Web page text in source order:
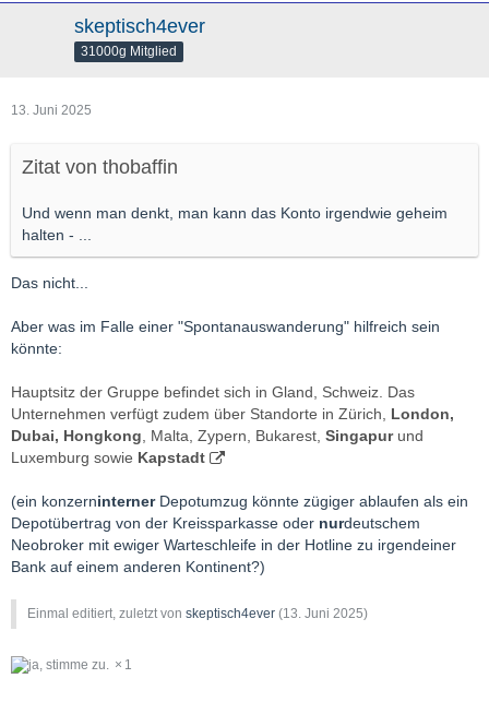
skeptisch4ever
31000g Mitglied
13. Juni 2025
Zitat von thobaffin
Und wenn man denkt, man kann das Konto irgendwie geheim
halten - ...
Das nicht...
Aber was im Falle einer "Spontanauswanderung" hilfreich sein
könnte:
Hauptsitz der Gruppe befindet sich in Gland, Schweiz. Das
Unternehmen verfügt zudem über Standorte in Zürich, London,
Dubai, Hongkong , Malta, Zypern, Bukarest, Singapurund
Luxemburg sowie Kapstadt
(ein konzerninterner Depotumzug könnte zügiger ablaufen als ein
Depotübertrag von der Kreissparkasse oder nurdeutschem
Neobroker mit ewiger Warteschleife in der Hotline zu irgendeiner
Bank auf einem anderen Kontinent?)
Einmal editiert, zuletzt von skeptisch4ever (13. Juni 2025)
1